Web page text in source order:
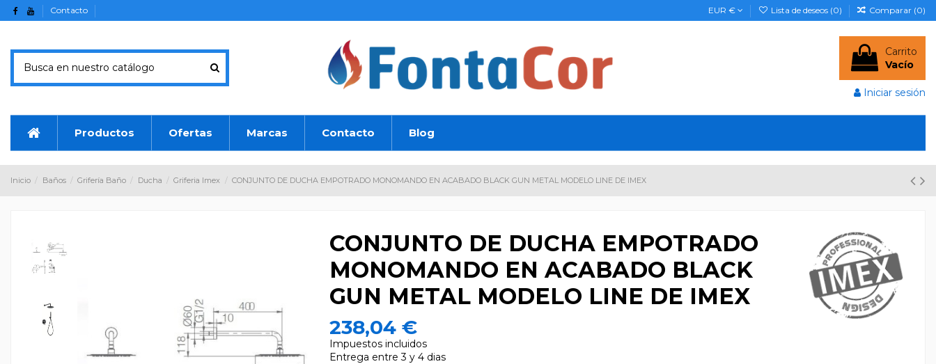
Contacto EUR € Lista de deseos (0) Comparar (0)
Carrito
Vacío
Iniciar sesión
Productos Ofertas Marcas Contacto Blog
Inicio Baños Grifería Baño Ducha Griferia Imex CONJUNTO DE DUCHA EMPOTRADO MONOMANDO EN ACABADO BLACK GUN METAL MODELO LINE DE IMEX
CONJUNTO DE DUCHA EMPOTRADO
MONOMANDO EN ACABADO BLACK
GUN METAL MODELO LINE DE IMEX
238,04 €
Impuestos incluidos
Entrega entre 3 y 4 dias